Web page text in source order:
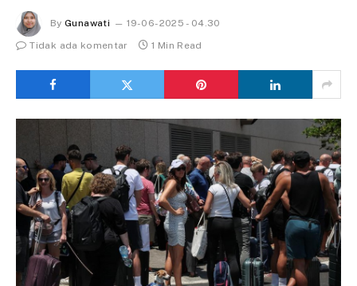
By Gunawati
19-06-2025 - 04.30
Tidak ada komentar
1 Min Read